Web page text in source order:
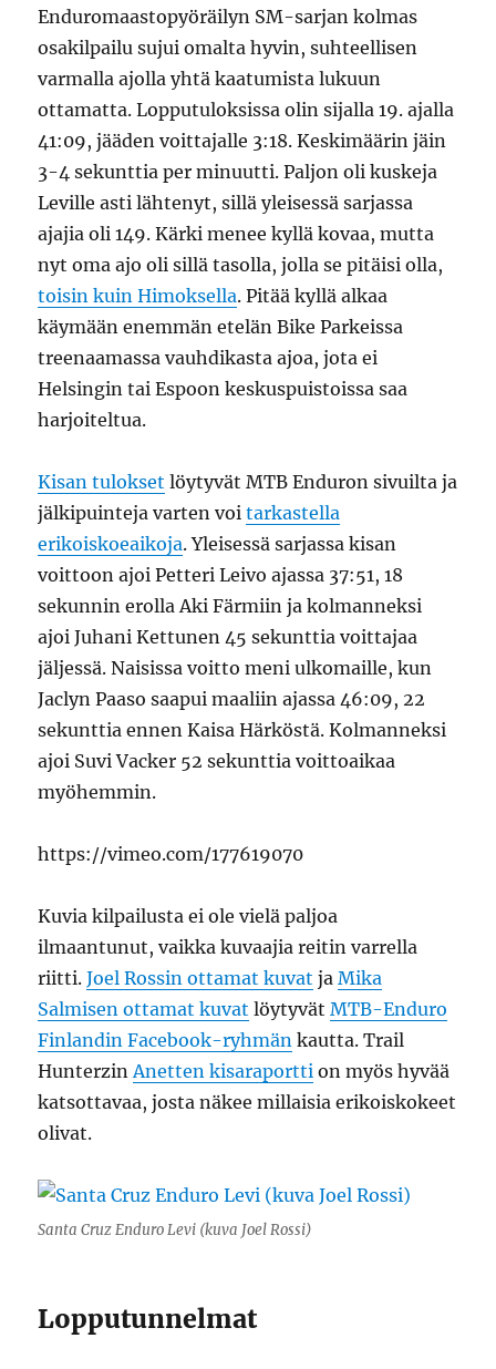
Enduromaastopyöräilyn SM-sarjan kolmas
osakilpailu sujui omalta hyvin, suhteellisen
varmalla ajolla yhtä kaatumista lukuun
ottamatta. Lopputuloksissa olin sijalla 19. ajalla
41:09, jääden voittajalle 3:18. Keskimäärin jäin
3-4 sekunttia per minuutti. Paljon oli kuskeja
Leville asti lähtenyt, sillä yleisessä sarjassa
ajajia oli 149. Kärki menee kyllä kovaa, mutta
nyt oma ajo oli sillä tasolla, jolla se pitäisi olla,
toisin kuin Himoksella. Pitää kyllä alkaa
käymään enemmän etelän Bike Parkeissa
treenaamassa vauhdikasta ajoa, jota ei
Helsingin tai Espoon keskuspuistoissa saa
harjoiteltua.
Kisan tulokset löytyvät MTB Enduron sivuilta ja
jälkipuinteja varten voitarkastella
erikoiskoeaikoja. Yleisessä sarjassa kisan
voittoon ajoi Petteri Leivo ajassa 37:51, 18
sekunnin erolla Aki Färmiin ja kolmanneksi
ajoi Juhani Kettunen 45 sekunttia voittajaa
jäljessä. Naisissa voitto meni ulkomaille, kun
Jaclyn Paaso saapui maaliin ajassa 46:09, 22
sekunttia ennen Kaisa Härköstä. Kolmanneksi
ajoi Suvi Vacker 52 sekunttia voittoaikaa
myöhemmin.
https://vimeo.com/177619070
Kuvia kilpailusta ei ole vielä paljoa
ilmaantunut, vaikka kuvaajia reitin varrella
riitti.Joel Rossin ottamat kuvat jaMika
Salmisen ottamat kuvat löytyvätMTB-Enduro
Finlandin Facebook-ryhmän kautta. Trail
HunterzinAnetten kisaraportti on myös hyvää
katsottavaa, josta näkee millaisia erikoiskokeet
olivat.
Santa Cruz Enduro Levi (kuva Joel Rossi)
Lopputunnelmat